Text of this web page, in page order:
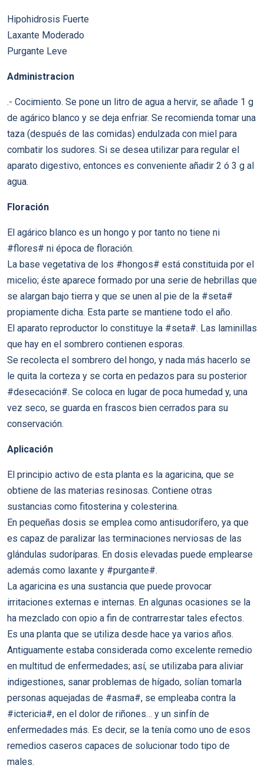
Hipohidrosis Fuerte
Laxante Moderado
Purgante Leve
Administracion
.- Cocimiento. Se pone un litro de agua a hervir, se añade 1 g
de agárico blanco y se deja enfriar. Se recomienda tomar una
taza (después de las comidas) endulzada con miel para
combatir los sudores. Si se desea utilizar para regular el
aparato digestivo, entonces es conveniente añadir 2 ó 3 g al
agua.
Floración
El agárico blanco es un hongo y por tanto no tiene ni
#flores# ni época de floración.
La base vegetativa de los #hongos# está constituida por el
micelio; éste aparece formado por una serie de hebrillas que
se alargan bajo tierra y que se unen al pie de la #seta#
propiamente dicha. Esta parte se mantiene todo el año.
El aparato reproductor lo constituye la #seta#. Las laminillas
que hay en el sombrero contienen esporas.
Se recolecta el sombrero del hongo, y nada más hacerlo se
le quita la corteza y se corta en pedazos para su posterior
#desecación#. Se coloca en lugar de poca humedad y, una
vez seco, se guarda en frascos bien cerrados para su
conservación.
Aplicación
El principio activo de esta planta es la agaricina, que se
obtiene de las materias resinosas. Contiene otras
sustancias como fitosterina y colesterina.
En pequeñas dosis se emplea como antisudorífero, ya que
es capaz de paralizar las terminaciones nerviosas de las
glándulas sudoríparas. En dosis elevadas puede emplearse
además como laxante y #purgante#.
La agaricina es una sustancia que puede provocar
irritaciones externas e internas. En algunas ocasiones se la
ha mezclado con opio a fin de contrarrestar tales efectos.
Es una planta que se utiliza desde hace ya varios años.
Antiguamente estaba considerada como excelente remedio
en multitud de enfermedades; así, se utilizaba para aliviar
indigestiones, sanar problemas de hígado, solían tomarla
personas aquejadas de #asma#, se empleaba contra la
#ictericia#, en el dolor de riñones… y un sinfín de
enfermedades más. Es decir, se la tenía como uno de esos
remedios caseros capaces de solucionar todo tipo de
males.